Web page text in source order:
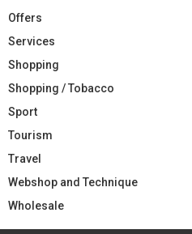
Offers
Services
Shopping
Shopping / Tobacco
Sport
Tourism
Travel
Webshop and Technique
Wholesale